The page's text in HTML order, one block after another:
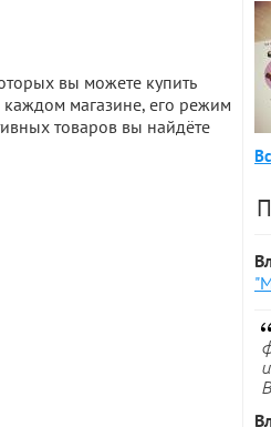
вы можете купить
магазине, его режим
товаров вы найдёте